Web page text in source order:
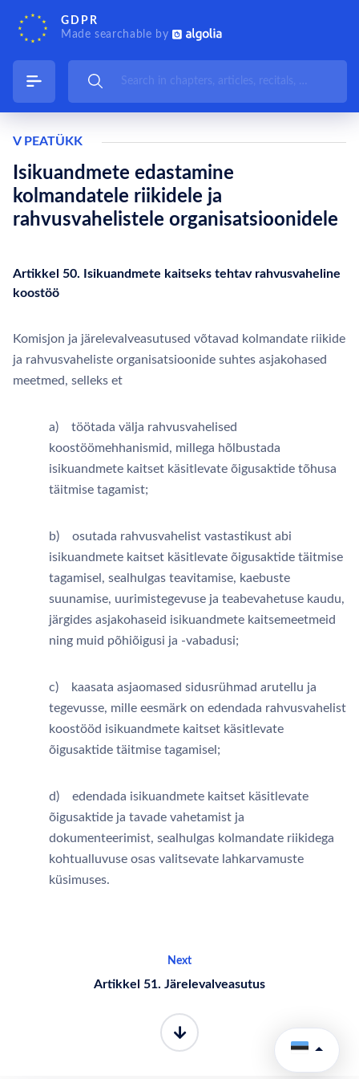
GDPR
Made searchable by
V PEATÜKK
Isikuandmete edastamine
kolmandatele riikidele ja
rahvusvahelistele organisatsioonidele
Artikkel 50. Isikuandmete kaitseks tehtav rahvusvaheline
koostöö
Komisjon ja järelevalveasutused võtavad kolmandate riikide
ja rahvusvaheliste organisatsioonide suhtes asjakohased
meetmed, selleks et
a) töötada välja rahvusvahelised
koostöömehhanismid, millega hõlbustada
isikuandmete kaitset käsitlevate õigusaktide tõhusa
täitmise tagamist;
b) osutada rahvusvahelist vastastikust abi
isikuandmete kaitset käsitlevate õigusaktide täitmise
tagamisel, sealhulgas teavitamise, kaebuste
suunamise, uurimistegevuse ja teabevahetuse kaudu,
järgides asjakohaseid isikuandmete kaitsemeetmeid
ning muid põhiõigusi ja -vabadusi;
c) kaasata asjaomased sidusrühmad arutellu ja
tegevusse, mille eesmärk on edendada rahvusvahelist
koostööd isikuandmete kaitset käsitlevate
õigusaktide täitmise tagamisel;
d) edendada isikuandmete kaitset käsitlevate
õigusaktide ja tavade vahetamist ja
dokumenteerimist, sealhulgas kolmandate riikidega
kohtualluvuse osas valitsevate lahkarvamuste
küsimuses.
Next
Artikkel 51. Järelevalveasutus